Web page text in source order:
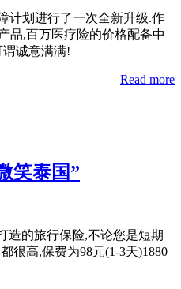
计划进行了一次全新升级.作
品,百万医疗险的价格配备中
诚意满满!
Read more
笑泰国”
造的旅行保险,不论您是短期
很高,保费为98元(1-3天)1880